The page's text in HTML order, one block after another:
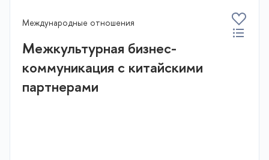
Международные отношения
Межкультурная бизнес-
коммуникация с китайскими
партнерами